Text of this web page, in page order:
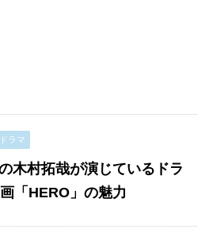
ラマ
木村拓哉が演じているドラ
「HERO」の魅力